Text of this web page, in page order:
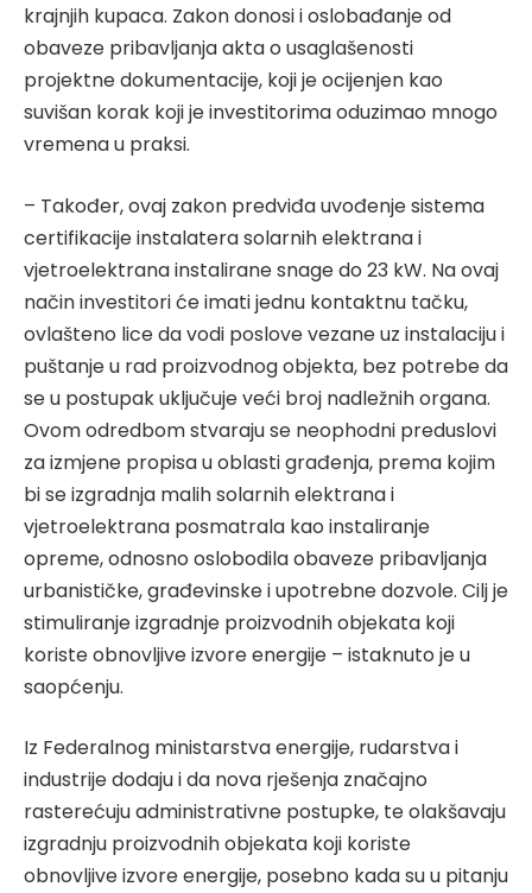
krajnjih kupaca. Zakon donosi i oslobađanje od
obaveze pribavljanja akta o usaglašenosti
projektne dokumentacije, koji je ocijenjen kao
suvišan korak koji je investitorima oduzimao mnogo
vremena u praksi.
– Također, ovaj zakon predviđa uvođenje sistema
certifikacije instalatera solarnih elektrana i
vjetroelektrana instalirane snage do 23 kW. Na ovaj
način investitori će imati jednu kontaktnu tačku,
ovlašteno lice da vodi poslove vezane uz instalaciju i
puštanje u rad proizvodnog objekta, bez potrebe da
se u postupak uključuje veći broj nadležnih organa.
Ovom odredbom stvaraju se neophodni preduslovi
za izmjene propisa u oblasti građenja, prema kojim
bi se izgradnja malih solarnih elektrana i
vjetroelektrana posmatrala kao instaliranje
opreme, odnosno oslobodila obaveze pribavljanja
urbanističke, građevinske i upotrebne dozvole. Cilj je
stimuliranje izgradnje proizvodnih objekata koji
koriste obnovljive izvore energije – istaknuto je u
saopćenju.
Iz Federalnog ministarstva energije, rudarstva i
industrije dodaju i da nova rješenja značajno
rasterećuju administrativne postupke, te olakšavaju
izgradnju proizvodnih objekata koji koriste
obnovljive izvore energije, posebno kada su u pitanju